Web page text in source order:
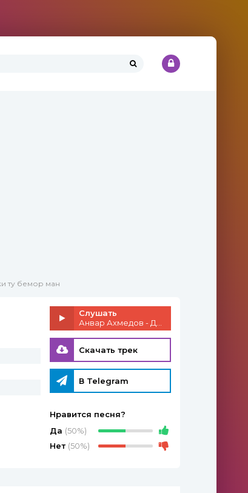
ту бемор ман
Слушать
Скачать трек
В Telegram
Нравится песня?
Да (50%)
Нет (50%)